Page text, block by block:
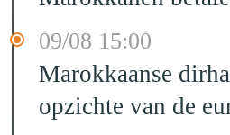
09/08 15:00
Marokkaanse
opzichte van de